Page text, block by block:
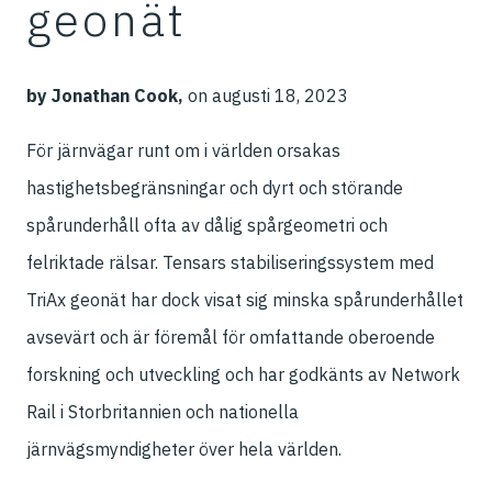
geonät
by Jonathan Cook, on augusti 18, 2023
För järnvägar runt om i världen orsakas
hastighetsbegränsningar och dyrt och störande
spårunderhåll ofta av dålig spårgeometri och
felriktade rälsar. Tensars stabiliseringssystem med
TriAx geonät har dock visat sig minska spårunderhållet
avsevärt och är föremål för omfattande oberoende
forskning och utveckling och har godkänts av Network
Rail i Storbritannien och nationella
järnvägsmyndigheter över hela världen.